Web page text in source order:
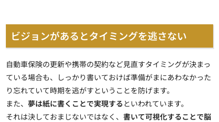
ビジョンがあるとタイミングを逃さない
自動車保険の更新や携帯の契約など見直すタイミングが決まっ
ている場合も、しっかり書いておけば準備がまにあわなかった
り忘れていて時期を逃がすということを防げます。
また、 夢は紙に書くことで実現する といわれています。
それは決しておまじないではなく、 書いて可視化することで脳